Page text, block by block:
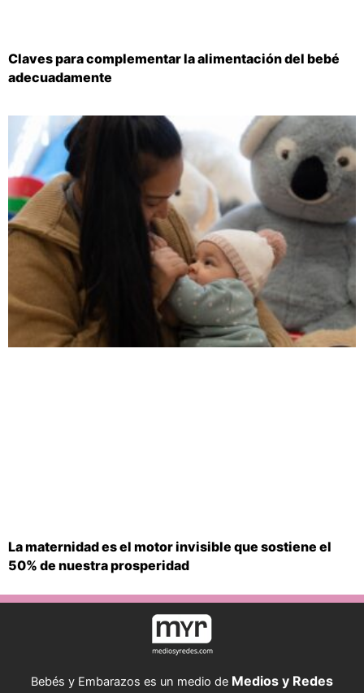
Claves para complementar la alimentación del bebé
adecuadamente
La maternidad es el motor invisible que sostiene el
50% de nuestra prosperidad
Bebés y Embarazos es un medio de Medios y Redes